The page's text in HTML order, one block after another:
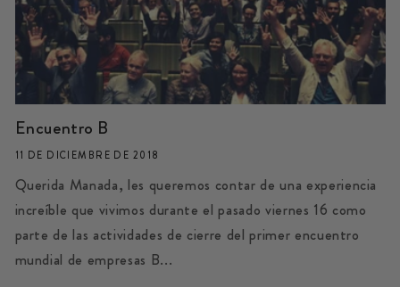
Encuentro B
11 DE DICIEMBRE DE 2018
Querida Manada, les queremos contar de una experiencia
increíble que vivimos durante el pasado viernes 16 como
parte de las actividades de cierre del primer encuentro
mundial de empresas B...